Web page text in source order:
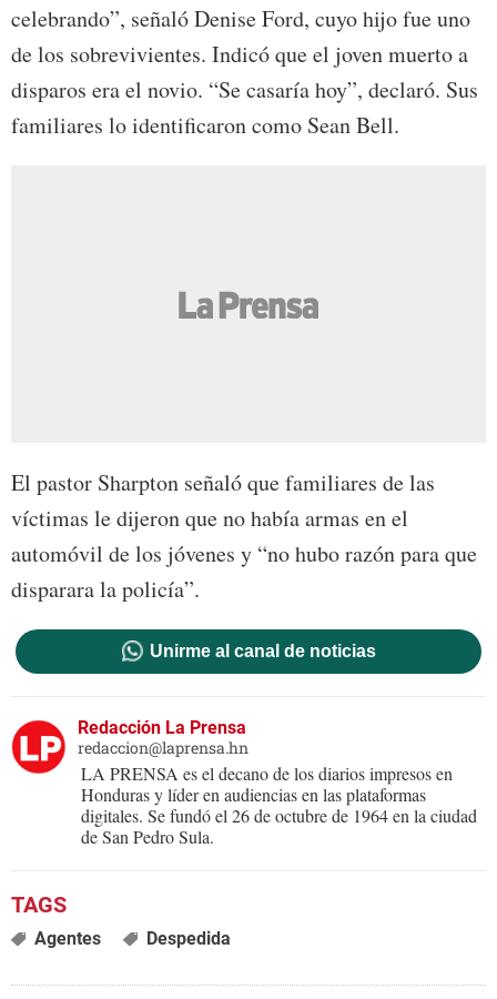
celebrando”, señaló Denise Ford, cuyo hijo fue uno
de los sobrevivientes. Indicó que el joven muerto a
disparos era el novio. “Se casaría hoy”, declaró. Sus
familiares lo identificaron como Sean Bell.
El pastor Sharpton señaló que familiares de las
víctimas le dijeron que no había armas en el
automóvil de los jóvenes y “no hubo razón para que
disparara la policía”.
Unirme al canal de noticias
Redacción La Prensa
redaccion@laprensa.hn
LA PRENSA es el decano de los diarios impresos en
Honduras y líder en audiencias en las plataformas
digitales. Se fundó el 26 de octubre de 1964 en la ciudad
de San Pedro Sula.
Agentes Despedida